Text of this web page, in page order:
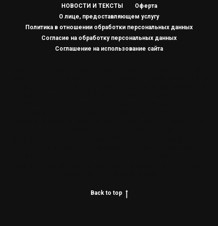
НОВОСТИ И ТЕКСТЫ
Оферта
О лице, предоставляющем услугу
Политика в отношении обработки персональных данных
Согласие на обработку персональных данных
Соглашение на использование сайта
Back to top